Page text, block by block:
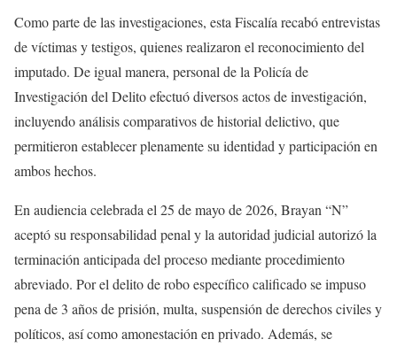
Como parte de las investigaciones, esta Fiscalía recabó entrevistas
de víctimas y testigos, quienes realizaron el reconocimiento del
imputado. De igual manera, personal de la Policía de
Investigación del Delito efectuó diversos actos de investigación,
incluyendo análisis comparativos de historial delictivo, que
permitieron establecer plenamente su identidad y participación en
ambos hechos.
En audiencia celebrada el 25 de mayo de 2026, Brayan “N”
aceptó su responsabilidad penal y la autoridad judicial autorizó la
terminación anticipada del proceso mediante procedimiento
abreviado. Por el delito de robo específico calificado se impuso
pena de 3 años de prisión, multa, suspensión de derechos civiles y
políticos, así como amonestación en privado. Además, se